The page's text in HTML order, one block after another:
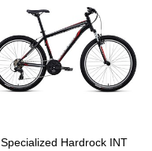
Specialized Hardrock INT